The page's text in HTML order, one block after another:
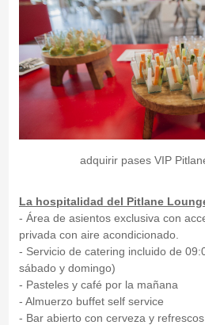
adquirir pases VIP
La hospitalidad del Pitlane
- Área de asientos exclusiva con
privada con aire acondicionado.
- Servicio de catering incluido de
sábado y domingo)
- Pasteles y café por la mañana
- Almuerzo buffet self service
- Bar abierto con cerveza y refrescos